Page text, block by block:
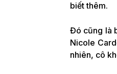
biết thêm.
Đó cũng là
Nicole
nhiên, cô